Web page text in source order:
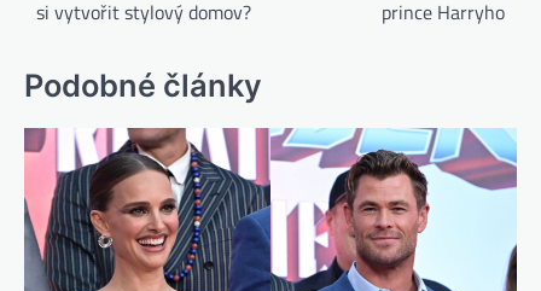
si vytvořit stylový domov?
prince Harryho
Podobné články